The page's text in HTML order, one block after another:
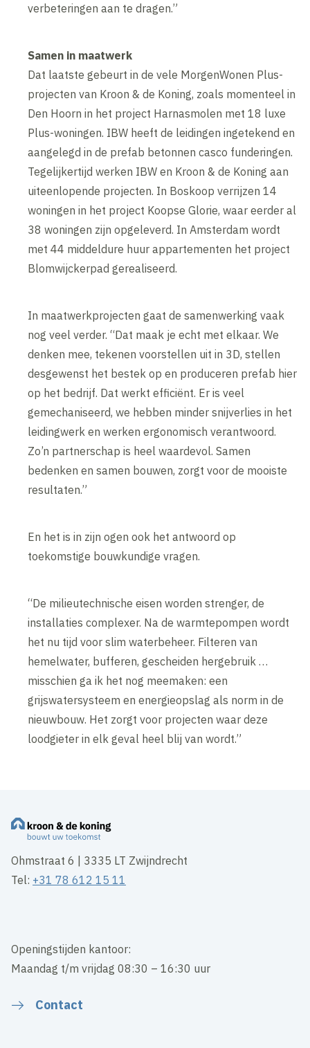
verbeteringen aan te dragen.”
Samen in maatwerk
Dat laatste gebeurt in de vele MorgenWonen Plus-
projecten van Kroon & de Koning, zoals momenteel in
Den Hoorn in het project Harnasmolen met 18 luxe
Plus-woningen. IBW heeft de leidingen ingetekend en
aangelegd in de prefab betonnen casco funderingen.
Tegelijkertijd werken IBW en Kroon & de Koning aan
uiteenlopende projecten. In Boskoop verrijzen 14
woningen in het project Koopse Glorie, waar eerder al
38 woningen zijn opgeleverd. In Amsterdam wordt
met 44 middeldure huur appartementen het project
Blomwijckerpad gerealiseerd.
In maatwerkprojecten gaat de samenwerking vaak
nog veel verder. “Dat maak je echt met elkaar. We
denken mee, tekenen voorstellen uit in 3D, stellen
desgewenst het bestek op en produceren prefab hier
op het bedrijf. Dat werkt efficiënt. Er is veel
gemechaniseerd, we hebben minder snijverlies in het
leidingwerk en werken ergonomisch verantwoord.
Zo’n partnerschap is heel waardevol. Samen
bedenken en samen bouwen, zorgt voor de mooiste
resultaten.”
En het is in zijn ogen ook het antwoord op
toekomstige bouwkundige vragen.
“De milieutechnische eisen worden strenger, de
installaties complexer. Na de warmtepompen wordt
het nu tijd voor slim waterbeheer. Filteren van
hemelwater, bufferen, gescheiden hergebruik …
misschien ga ik het nog meemaken: een
grijswatersysteem en energieopslag als norm in de
nieuwbouw. Het zorgt voor projecten waar deze
loodgieter in elk geval heel blij van wordt.”
Ohmstraat 6 | 3335 LT Zwijndrecht
Tel: +31 78 612 15 11
Openingstijden kantoor:
Maandag t/m vrijdag 08:30 – 16:30 uur
Contact